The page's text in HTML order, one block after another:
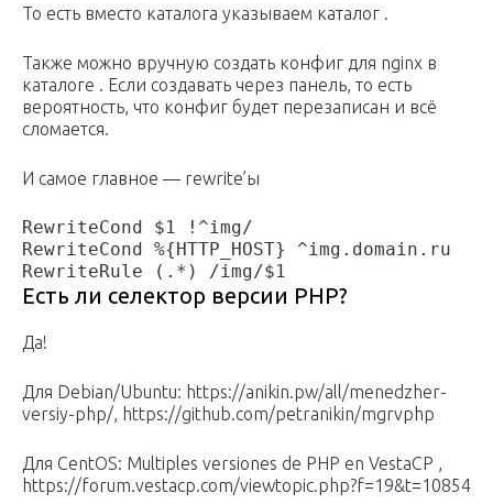
То есть вместо каталога указываем каталог .
Также можно вручную создать конфиг для nginx в
каталоге . Если создавать через панель, то есть
вероятность, что конфиг будет перезаписан и всё
сломается.
И самое главное — rewrite’ы
RewriteCond $1 !^img/
RewriteCond %{HTTP_HOST} ^img.domain.ru
RewriteRule (.*) /img/$1
Есть ли селектор версии PHP?
Да!
Для Debian/Ubuntu: https://anikin.pw/all/menedzher-
versiy-php/, https://github.com/petranikin/mgrvphp
Для CentOS: Multiples versiones de PHP en VestaCP ,
https://forum.vestacp.com/viewtopic.php?f=19&t=10854